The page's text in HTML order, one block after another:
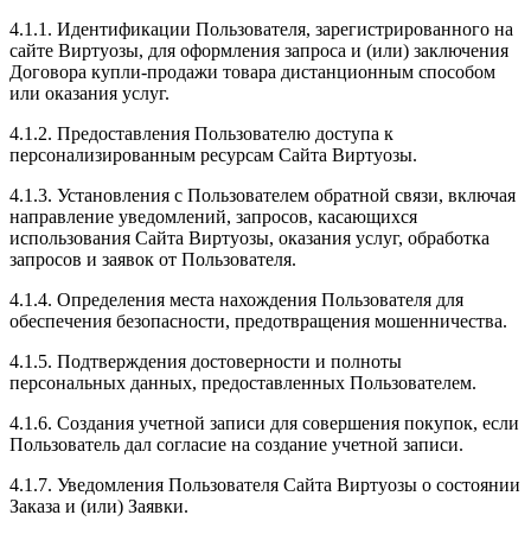
4.1.1. Идентификации Пользователя, зарегистрированного на
сайте Виртуозы, для оформления запроса и (или) заключения
Договора купли-продажи товара дистанционным способом
или оказания услуг.
4.1.2. Предоставления Пользователю доступа к
персонализированным ресурсам Сайта Виртуозы.
4.1.3. Установления с Пользователем обратной связи, включая
направление уведомлений, запросов, касающихся
использования Сайта Виртуозы, оказания услуг, обработка
запросов и заявок от Пользователя.
4.1.4. Определения места нахождения Пользователя для
обеспечения безопасности, предотвращения мошенничества.
4.1.5. Подтверждения достоверности и полноты
персональных данных, предоставленных Пользователем.
4.1.6. Создания учетной записи для совершения покупок, если
Пользователь дал согласие на создание учетной записи.
4.1.7. Уведомления Пользователя Сайта Виртуозы о состоянии
Заказа и (или) Заявки.